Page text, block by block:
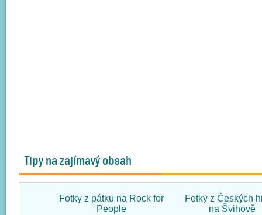
Tipy na zajímavý obsah
Fotky z pátku na Rock for
People
Fotky z Českých
na Švihově